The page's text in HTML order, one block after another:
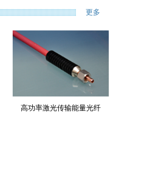
更多
高功率激光传输能量光纤